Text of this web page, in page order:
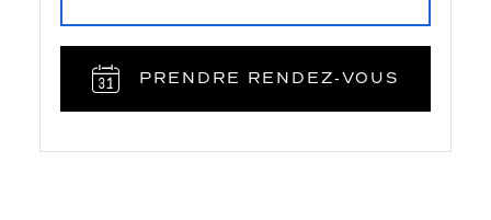
PRENDRE RENDEZ‑VOUS